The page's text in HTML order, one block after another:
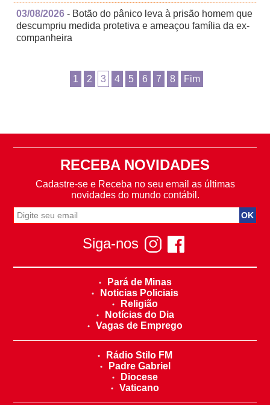
03/08/2026 - Botão do pânico leva à prisão homem que
descumpriu medida protetiva e ameaçou família da ex-
companheira
1 2 3 4 5 6 7 8 Fim
RECEBA NOVIDADES
Cadastre-se e Receba no seu email as últimas
novidades do mundo contábil.
Siga-nos
Pará de Minas
Noticias Policiais
Religião
Notícias do Dia
Vagas de Emprego
Rádio Stilo FM
Padre Gabriel
Diocese
Vaticano